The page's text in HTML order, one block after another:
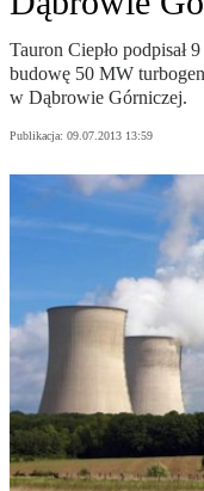
Tauron Ciepło podpisał
budowę 50 MW
w Dąbrowie Górniczej.
Publikacja: 09.07.2013 13:59